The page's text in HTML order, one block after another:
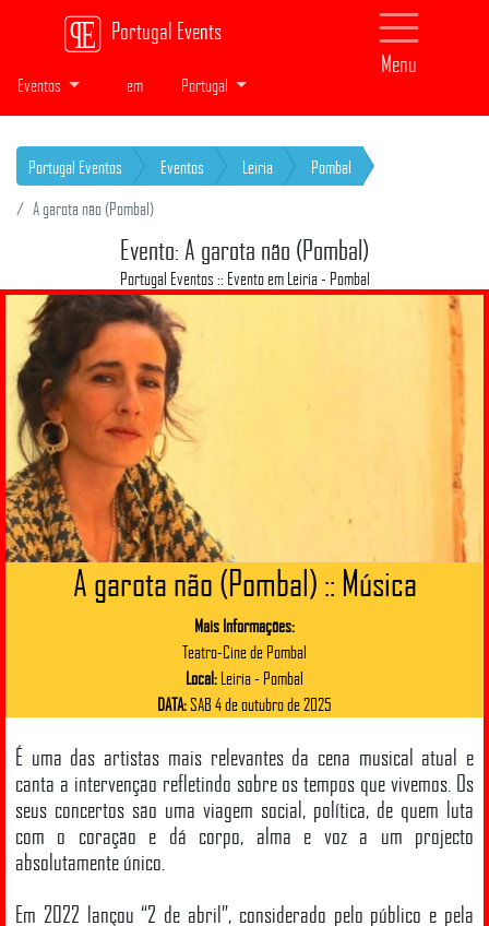
Portugal Events
Menu
Eventos em Portugal
Portugal Eventos Eventos Leiria
Pombal
A garota não (Pombal)
Evento: A garota não (Pombal)
Portugal Eventos :: Evento em Leiria - Pombal
A garota não (Pombal) :: Música
Mais Informações:
Teatro-Cine de Pombal
Local: Leiria - Pombal
DATA: SAB 4 de outubro de 2025
É uma das artistas mais relevantes da cena musical atual e
canta a intervenção refletindo sobre os tempos que vivemos. Os
seus concertos são uma viagem social, política, de quem luta
com o coração e dá corpo, alma e voz a um projecto
absolutamente único.
Em 2022 lançou “2 de abril”, considerado pelo público e pela